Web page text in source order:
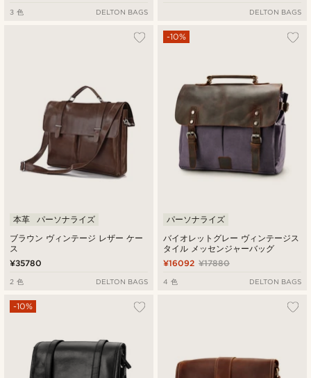
3 色 DELTON BAGS DELTON BAGS
ブラウン ヴィンテージ レザー ケー
ス
本革 パーソナライズ
¥35780
2 色 DELTON BAGS
バイオレットグレー ヴィンテージス
タイル メッセンジャーバッグ
-10%
パーソナライズ
¥17880
¥16092
4 色 DELTON BAGS
-10%